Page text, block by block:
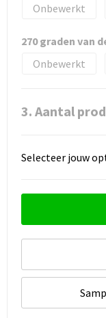
Onbewerkt
270 graden van
Onbewerkt
3. Aantal
Selecteer jouw